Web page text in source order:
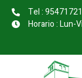
Tel :
Horario : Lun-